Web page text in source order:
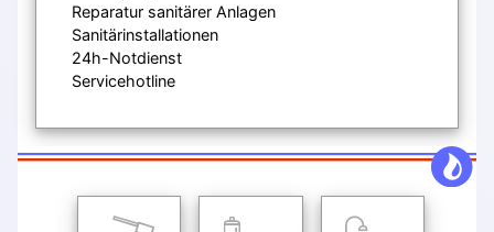
Reparatur sanitärer Anlagen
Sanitärinstallationen
24h-Notdienst
Servicehotline